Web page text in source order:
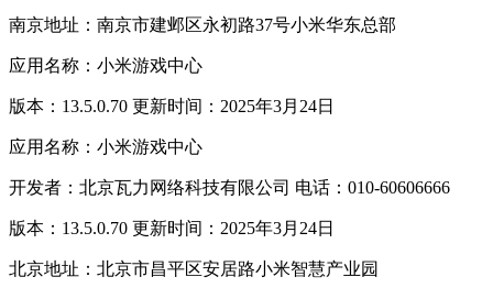
南京地址：南京市建邺区永初路37号小米华东总部
应用名称：小米游戏中心
版本：13.5.0.70 更新时间：2025年3月24日
应用名称：小米游戏中心
开发者：北京瓦力网络科技有限公司 电话：010-60606666
版本：13.5.0.70 更新时间：2025年3月24日
北京地址：北京市昌平区安居路小米智慧产业园